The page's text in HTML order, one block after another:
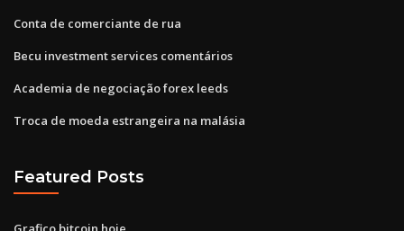
Conta de comerciante de rua
Becu investment services comentários
Academia de negociação forex leeds
Troca de moeda estrangeira na malásia
Featured Posts